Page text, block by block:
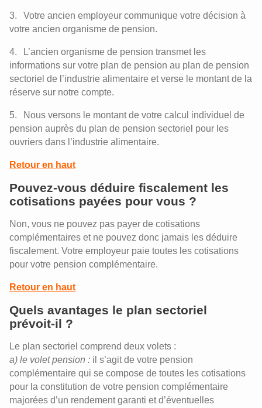
Votre ancien employeur communique votre décision à
votre ancien organisme de pension.
L’ancien organisme de pension transmet les
informations sur votre plan de pension au plan de pension
sectoriel de l’industrie alimentaire et verse le montant de la
réserve sur notre compte.
Nous versons le montant de votre calcul individuel de
pension auprès du plan de pension sectoriel pour les
ouvriers dans l’industrie alimentaire.
Retour en haut
Pouvez-vous déduire fiscalement les
cotisations payées pour vous ?
Non, vous ne pouvez pas payer de cotisations
complémentaires et ne pouvez donc jamais les déduire
fiscalement. Votre employeur paie toutes les cotisations
pour votre pension complémentaire.
Retour en haut
Quels avantages le plan sectoriel
prévoit-il ?
Le plan sectoriel comprend deux volets :
a) le volet pension : il s’agit de votre pension
complémentaire qui se compose de toutes les cotisations
pour la constitution de votre pension complémentaire
majorées d’un rendement garanti et d’éventuelles